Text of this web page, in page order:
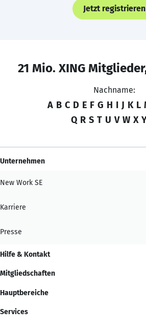
Jetzt registrieren
21 Mio. XING
Nachname:
A B C D E F G H I J K L
Q R S T U V W X
Unternehmen
New Work SE
Karriere
Presse
Hilfe & Kontakt
Mitgliedschaften
Hauptbereiche
Services